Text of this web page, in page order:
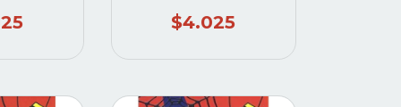
deagostini)
$4.025